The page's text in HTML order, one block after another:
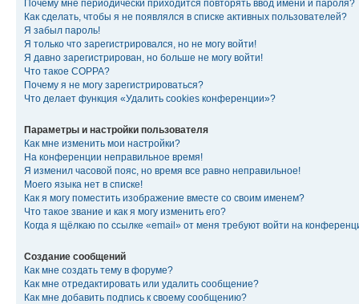
Почему мне периодически приходится повторять ввод имени и пароля?
Как сделать, чтобы я не появлялся в списке активных пользователей?
Я забыл пароль!
Я только что зарегистрировался, но не могу войти!
Я давно зарегистрирован, но больше не могу войти!
Что такое COPPA?
Почему я не могу зарегистрироваться?
Что делает функция «Удалить cookies конференции»?
Параметры и настройки пользователя
Как мне изменить мои настройки?
На конференции неправильное время!
Я изменил часовой пояс, но время все равно неправильное!
Моего языка нет в списке!
Как я могу поместить изображение вместе со своим именем?
Что такое звание и как я могу изменить его?
Когда я щёлкаю по ссылке «email» от меня требуют войти на
Создание сообщений
Как мне создать тему в форуме?
Как мне отредактировать или удалить сообщение?
Как мне добавить подпись к своему сообщению?